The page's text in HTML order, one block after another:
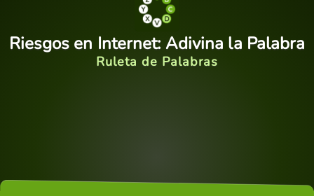
Riesgos en Internet: Adivina la Palabra
Ruleta de Palabras